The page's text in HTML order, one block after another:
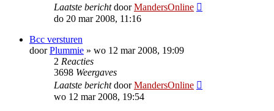
Laatste berichtdoorMandersOnline
do 20 mar 2008, 11:16
Bcc versturen
doorPlummie » wo 12 mar 2008, 19:09
2 Reacties
3698 Weergaves
Laatste berichtdoorMandersOnline
wo 12 mar 2008, 19:54